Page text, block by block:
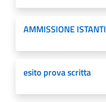
AMMISSIONE ISTANTI
esito prova scritta